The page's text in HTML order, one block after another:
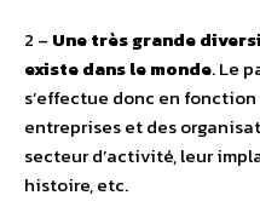
2 – Une très grande
existe dans le monde. Le
s’effectue donc en
entreprises et des
secteur d’activité, leur
histoire, etc.